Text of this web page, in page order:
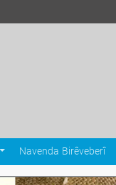
Navenda Birêveberî